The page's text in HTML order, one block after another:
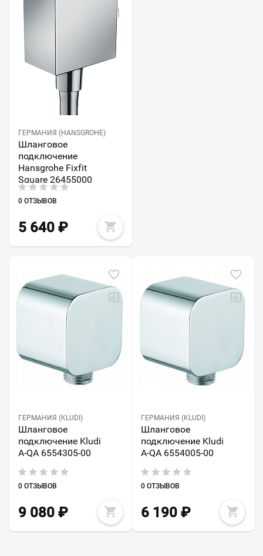
ГЕРМАНИЯ (HANSGROHE)
Шланговое
подключение
Hansgrohe Fixfit
Square 26455000
0 ОТЗЫВОВ
5 640 ₽
ГЕРМАНИЯ (KLUDI)
Шланговое
подключение Kludi
A-QA 6554305-00
0 ОТЗЫВОВ
9 080 ₽
ГЕРМАНИЯ (KLUDI)
Шланговое
подключение Kludi
A-QA 6554005-00
0 ОТЗЫВОВ
6 190₽